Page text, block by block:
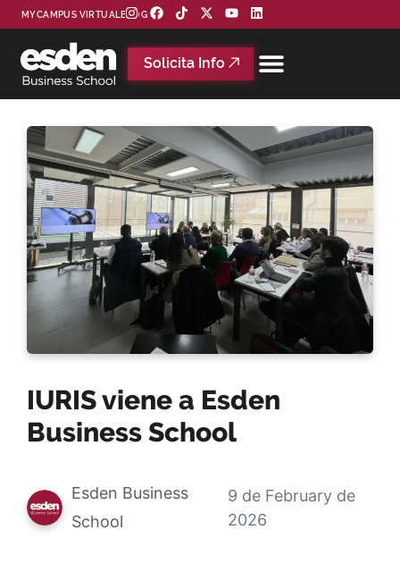
MYCAMPUS VIRTUAL BLOG
Solicita Info
IURIS viene a Esden
Business School
Esden Business
School
9 de February de
2026